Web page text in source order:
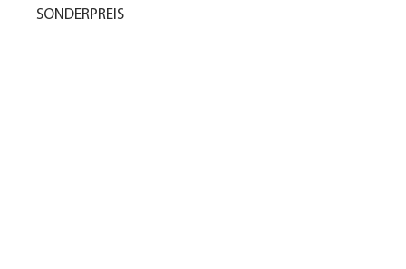
SONDERPREIS